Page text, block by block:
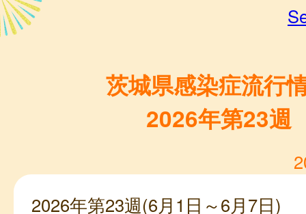
茨城県感染症流行
2026年第23週
2026年第23週(6月1日～6月7日)